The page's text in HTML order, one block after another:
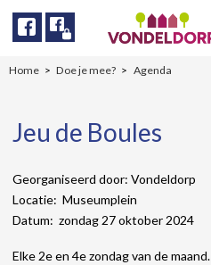
Facebook
Home Doe je mee? Agenda
Jeu de Boules
Georganiseerd door: Vondeldorp
Locatie: Museumplein
Datum: zondag 27 oktober 2024
Elke 2e en 4e zondag van de maand.